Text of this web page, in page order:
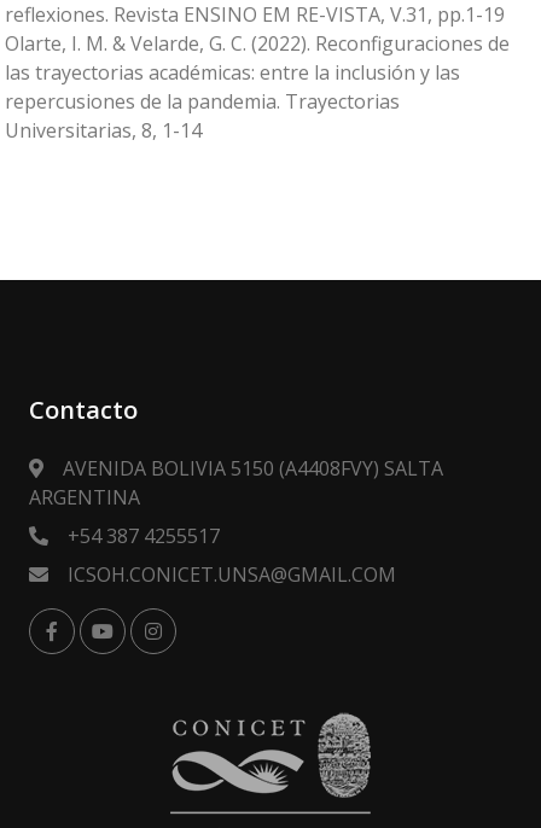
reflexiones. Revista ENSINO EM RE-VISTA, V.31, pp.1-19
Olarte, I. M. & Velarde, G. C. (2022). Reconfiguraciones de
las trayectorias académicas: entre la inclusión y las
repercusiones de la pandemia. Trayectorias
Universitarias, 8, 1-14
Contacto
AVENIDA BOLIVIA 5150 (A4408FVY) SALTA
ARGENTINA
+54 387 4255517
ICSOH.CONICET.UNSA@GMAIL.COM